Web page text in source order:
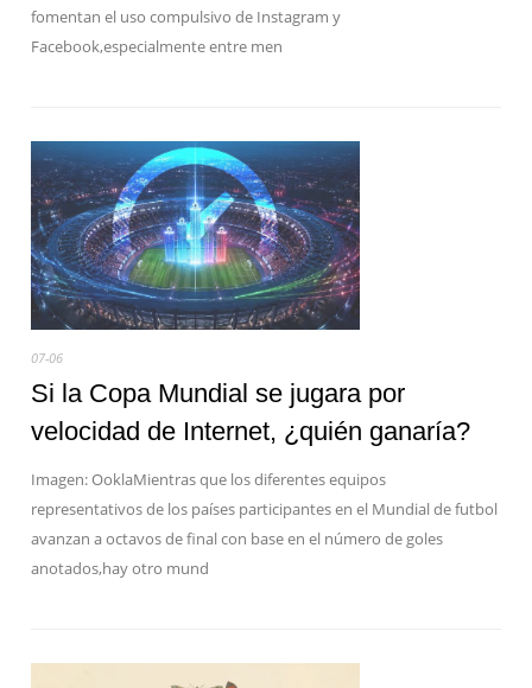
fomentan el uso compulsivo de Instagram y
Facebook,especialmente entre men
07-06
Si la Copa Mundial se jugara por
velocidad de Internet, ¿quién ganaría?
Imagen: OoklaMientras que los diferentes equipos
representativos de los países participantes en el Mundial de futbol
avanzan a octavos de final con base en el número de goles
anotados,hay otro mund